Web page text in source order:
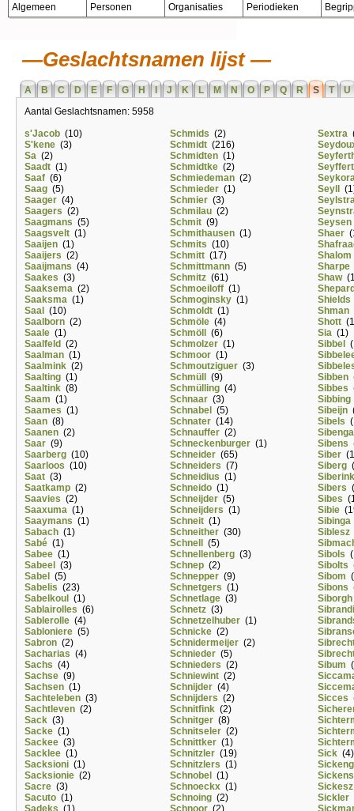
Algemeen Personen Organisaties Periodieken
Geslachtsnamen lijst
A B C D E F G H J K L M N O P Q R S T
U
Aantal Geslachtsnamen: 5958
s'Jacob (10)
S'kene (3)
Sa (2)
Saadt (1)
Saaf (6)
Saag (5)
Saager (4)
Saagers (2)
Saagmans (5)
Saagsvelt (1)
Saaijen (1)
Saaijers (2)
Saaijmans (4)
Saakes (3)
Saaksema (2)
Saaksma (1)
Saal
(10)
Saalborn (2)
Saale (1)
Saalfeld (2)
Saalman (1)
Saalmink (2)
Saalting (1)
Saaltink (8)
Saam (1)
Saames (1)
Saan (8)
Saanen (2)
Saar (9)
Saarberg (10)
Saarloos (10)
Saat (3)
Saatkamp (2)
Saavies (2)
Saaxuma (1)
Saaymans (1)
Sabach (1)
Sabé (1)
Sabee (1)
Sabeel
(3)
Sabel
(5)
Sabelis (23)
Sabelkoul
(1)
Sablairolles (6)
Sablerolle (4)
Sabloniere (5)
Sabron (2)
Sacharias (4)
Sachs (4)
Sachse (9)
Sachsen (1)
Sachteleben (3)
Sachtleven (2)
Sack (3)
Sacke (1)
Sackee (3)
Sacklee (1)
Sacksioni (1)
Sacksionie (2)
Sacre (3)
Sacuto (1)
Sadeks (1)
Schmids (2)
Schmidt (216)
Schmidten (1)
Schmidtke (2)
Schmiedeman (2)
Schmieder (1)
Schmier (3)
Schmilau (2)
Schmit (9)
Schmithausen (1)
Schmits (10)
Schmitt (17)
Schmittmann (5)
Schmitz (61)
Schmoeiloff (1)
Schmoginsky (1)
Schmoldt (1)
Schmöle (4)
Schmöll
(6)
Schmolzer (1)
Schmoor (1)
Schmoutziguer (3)
Schmüll
(9)
Schmülling (4)
Schnaar (3)
Schnabel
(5)
Schnater (14)
Schnauffer (2)
Schneckenburger (1)
Schneider (65)
Schneiders (7)
Schneidius (1)
Schneido (1)
Schneijder (5)
Schneijders (1)
Schneit (1)
Schneither (30)
Schnell
(5)
Schnellenberg (3)
Schnep (2)
Schnepper (9)
Schnetgers (1)
Schnetlage (3)
Schnetz (3)
Schnetzelhuber (1)
Schnicke (2)
Schnidermeijer (2)
Schnieder (5)
Schnieders (2)
Schniewint (2)
Schnijder (4)
Schnijders (2)
Schnitfink (2)
Schnitger (8)
Schnitseler (2)
Schnittker (1)
Schnitzler (19)
Schnitzlers (1)
Schnobel
(1)
Schnoeckx (1)
Schnoing (2)
Schnoor (2)
Sextra
Seyffert
Seyll
Seysen
Shaer
Shalom
Sharpe
Shaw
Shields
Shman
Shott
Sia (1)
Sibbel
Sibben
Sibbes
Sibbing
Sibeijn
Sibels
Sibenga
Sibens
Siber
Siberg
Siberink
Sibers
Sibes
Sibie
Sibinga
Siblesz
Sibols
Sibolts
Sibom
Sibons
Siborgh
Sibrandi
Sibum
Sicces
Sick (4)
Sickens
Sickesz
Sickler